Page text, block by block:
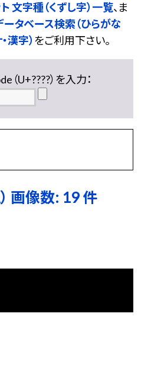
文字種（くずし字）一覧、ま
ータベース検索（ひらがな
漢字） をご利用下さい。
U+????）を入力：
） 画像数: 19 件